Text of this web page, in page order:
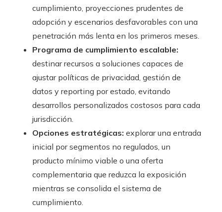
cumplimiento, proyecciones prudentes de
adopción y escenarios desfavorables con una
penetración más lenta en los primeros meses.
Programa de cumplimiento escalable:
destinar recursos a soluciones capaces de
ajustar políticas de privacidad, gestión de
datos y reporting por estado, evitando
desarrollos personalizados costosos para cada
jurisdicción.
Opciones estratégicas: explorar una entrada
inicial por segmentos no regulados, un
producto mínimo viable o una oferta
complementaria que reduzca la exposición
mientras se consolida el sistema de
cumplimiento.